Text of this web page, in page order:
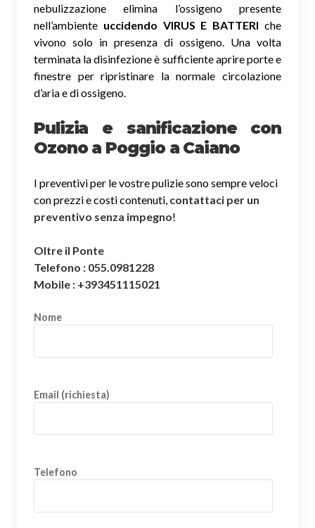
nebulizzazione elimina l’ossigeno presente
nell’ambiente uccidendo VIRUS E BATTERI che
vivono solo in presenza di ossigeno. Una volta
terminata la disinfezione è sufficiente aprire porte e
finestre per ripristinare la normale circolazione
d’aria e di ossigeno.
Pulizia e sanificazione con
Ozono a Poggio a Caiano
I preventivi per le vostre pulizie sono sempre veloci
con prezzi e costi contenuti, contattaci per un
preventivo senza impegno!
Oltre il Ponte
Telefono : 055.0981228
Mobile : +393451115021
Nome
Email (richiesta)
Telefono